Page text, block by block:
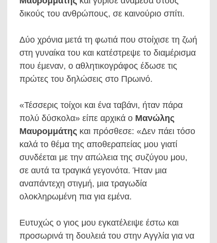
δικούς του ανθρώπους, σε καινούριο σπίτι.
Δύο χρόνια μετά τη φωτιά που στοίχισε τη ζωή
στη γυναίκα του και κατέστρεψε το διαμέρισμα
που έμεναν, ο αθλητικογράφος έδωσε τις
πρώτες του δηλώσεις στο Πρωινό.
«Τέσσερις τοίχοι και ένα ταβάνι, ήταν πάρα
πολύ δύσκολα» είπε αρχικά ο Μανώλης
Μαυρομμάτης και πρόσθεσε: «Δεν πάει τόσο
καλά το θέμα της αποθεραπείας μου γιατί
συνδέεται με την απώλεια της συζύγου μου,
σε αυτά τα τραγικά γεγονότα. Ήταν μια
αναπάντεχη στιγμή, μια τραγωδία
ολοκληρωμένη πια για εμένα.
Ευτυχώς ο γιος μου εγκατέλειψε έστω και
προσωρινά τη δουλειά του στην Αγγλία για να